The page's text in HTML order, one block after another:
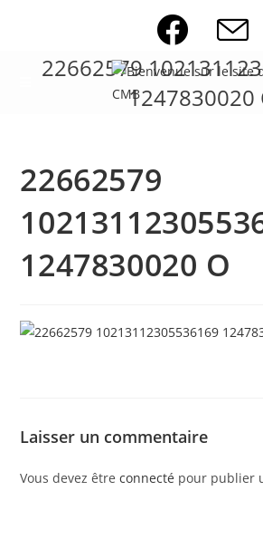
22662579
1247830020
22662579
1247830020 O
Laisser un commentaire
Vous devez êtreconnecté pour publier